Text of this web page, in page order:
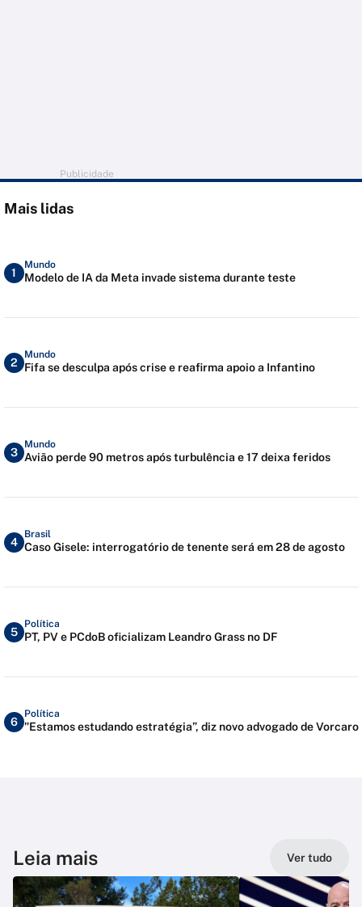
Publicidade
Mais lidas
1
Mundo
Modelo de IA da Meta invade sistema durante teste
2
Mundo
Fifa se desculpa após crise e reafirma apoio a Infantino
3
Mundo
Avião perde 90 metros após turbulência e 17 deixa feridos
4
Brasil
Caso Gisele: interrogatório de tenente será em 28 de agosto
5
Política
PT, PV e PCdoB oficializam Leandro Grass no DF
6
Política
"Estamos estudando estratégia”, diz novo advogado de Vorcaro
Leia mais Ver tudo